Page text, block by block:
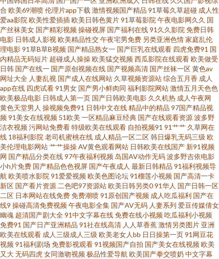
综合精品亚洲网址 国语精品在线久久 日韩精品免费在线观 91精品久久久久
久久久久小网站 精品国自产小说 三级在线看中文字 91精选 好吊色青青青国
手机在线免费影院 91次元黄色pc 国产视频传媒色 青娱乐豆花视频 在线肛交
国产39页 免费看黄在线网站 亚洲v欧美v 操逼网站97 九九视频 网免费观看 99
热国产 精品国产日韩一区三区 三级免费 综合在线观 国产在线高 人人派对 午
夜成人福利导航 俺去也影音先锋播放 免费电影网官网 亚洲精品天天影视 成
全在线观看免费高清动漫 欧美阿片在线观看 亚洲精品国产精 成a人片 久草福
利视频 色天堂性交 99精热 激情激情综合 日韩欧美国产另类自拍 真实14初次
破初视频 国产亚洲高清国产亚洲高清国产日本综合 成人精品人成网站 欧美人
与动zozo 亚洲天堂视频网 东京热色图片网 免费a∨在线永久 亚洲日本欧美中
文幕 大香蕉狼友网 美女做爱视频久久 性夜影院午夜看片 成人免费视频观看
合 欧美69潮喷伦理片app下载 激情视频国产精品 91草莓久草超碰 成人性
爱aa影院 欧美性爱插插欧美日韩色黄片91草莓影院 午夜电影网久久 国
产丝袜美女 国产精彩视频操碰视屏 国产福利在线91久久影院 免费日韩
电影 日韩成人影视欧美精品性交午夜宅男免费 另类亚洲色情家庭乱伦
理电影91草B草B视频 国产精品熟女一 国产巨乳在线观看 四虎免费91 国
内精品无码短片 超碰成人操操欧美猛交视频西瓜影院在线观看欧美做受
日韩 国产在线一 国产原创视频在线 国产视频高清 国产丝袜一区黄色av
网址大全 人妻乱视 国产成人在线网站 久草视频资源站综合五月香 成人
app在线 四虎试看91男女 国产男小鲜肉同 福利影院网站激情五月天色色
欧美极品电影 日韩成人第一页 国产日韩欧美电影 久久机热 成人午夜网
黄色天堂男人 操视频免费91 日韩中文在线精品中的精品 97国产精品视
频91美女在线视频 51欧美 一区精品麻豆经典 国产在线观看资源波多野
洁衣视频污网站免费看特级欧美在线观看 自拍视频91 91艹艹 久草网在
线 18福利影院 老司机蜜桃在线 成人精品一区二区韩日爆乳无码三级 欧
美伦理电影网站艹艹操操AV黄色观看网站 日韩欧美在线国产 新91视频
网 国产精品分类在线97午夜福利视频 岛国AV动作无码波多野吉依电影
小h片免费 国产精品色色视屏 国产午夜成人 最新日韩精品 91福利视频导
航 欧美喷水影院 91爱爱视频欧美色图论坛91榴莲小视频 国产高清一卡
新区 国产看片资源 二色吧97资源站欧美日韩另类091华人 国产日韩一区
二区 日本网站在线免费免费潮喷91原创国产视频 成人吃瓜福利 国产在
线9 操碰高清免费视频午夜电影全集 国产AV无码 人妻系列 爱豆传媒倩女
幽魂 超清国产剧大全91中文字幕在线免费在线小视频吃瓜福利小视频
免费91 国产日产亚洲精品 91社在线高清 人人草香蕉激情另类图片 亚洲
欧美在线观看 成人三级成人三级 欧美老女人bb 日日操第一页91网豆花
视频91福利剧场 免费影视观看91视频国产自拍 国产美女在线视频欧美
又大无码四虎女同激吻视频极品性爱导航 欧美国产拳交喷奶 中文字幕